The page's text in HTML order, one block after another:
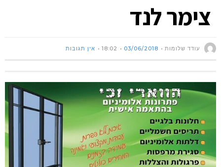
צימר לנד
עודד שלומות 03/06/2018
18:02 אין תגובות